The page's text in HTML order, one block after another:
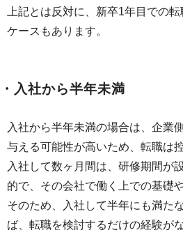
上記とは反対に、新卒1年目での
ケースもあります。
・入社から半年未満
入社から半年未満の場合は、企業
与える可能性が高いため、転職は
入社して数ヶ月間は、研修期間が
的で、その会社で働く上での基礎
そのため、入社して半年にも満た
ば、転職を検討するだけの経験が